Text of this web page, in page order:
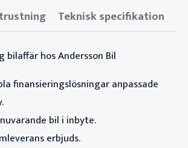
Teknisk specifikation
bilaffär hos Andersson Bil
finansieringslösningar anpassade
bil i inbyte.
erbjuds.